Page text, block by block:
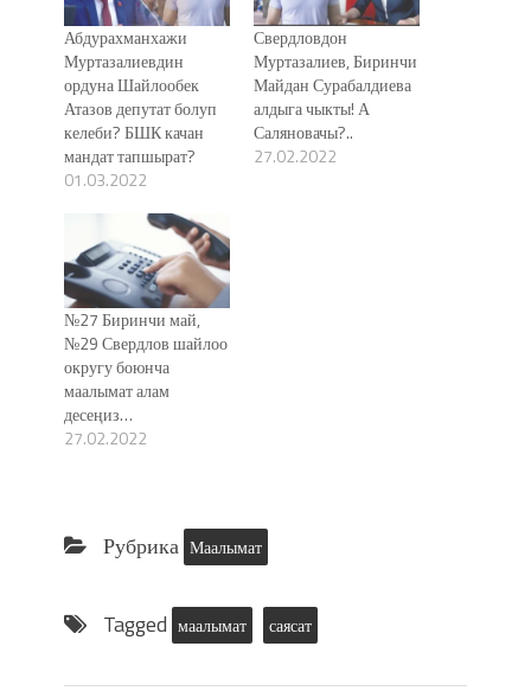
Абдурахманхажи
Муртазалиевдин
ордуна Шайлообек
Атазов депутат болуп
келеби? БШК качан
мандат тапшырат?
01.03.2022
Свердловдон
Муртазалиев, Биринчи
Майдан Сурабалдиева
алдыга чыкты! А
Саляновачы?..
27.02.2022
№27 Биринчи май,
№29 Свердлов шайлоо
округу боюнча
маалымат алам
десеңиз…
27.02.2022
Рубрика Маалымат
Tagged маалымат саясат